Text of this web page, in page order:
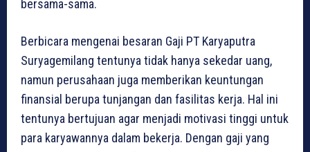
bersama-sama.
Berbicara mengenai besaran Gaji PT Karyaputra
Suryagemilang tentunya tidak hanya sekedar uang,
namun perusahaan juga memberikan keuntungan
finansial berupa tunjangan dan fasilitas kerja. Hal ini
tentunya bertujuan agar menjadi motivasi tinggi untuk
para karyawannya dalam bekerja. Dengan gaji yang